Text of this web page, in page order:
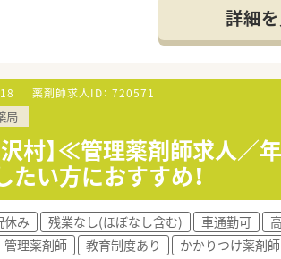
回は欠員補充のための急募となっており
者様とのコミュニケーションを大切にし
業務の経験をお持ちの方を優遇いたしま
特徴について】
県最上地区にて3店舗の調剤薬局を運営
県内で第一号となる健康サポート薬局の
種と緊密に連携しながら患者様の健康生
詳細
薬剤師求人ID： 720571
局
沢村】≪管理薬剤師求人
たい方におすすめ！
休み 残業なし(ほぼなし含む) 車通勤可
管理薬剤師 教育制度あり かかりつけ薬剤師